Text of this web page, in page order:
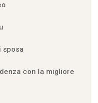
sposa
con la migliore